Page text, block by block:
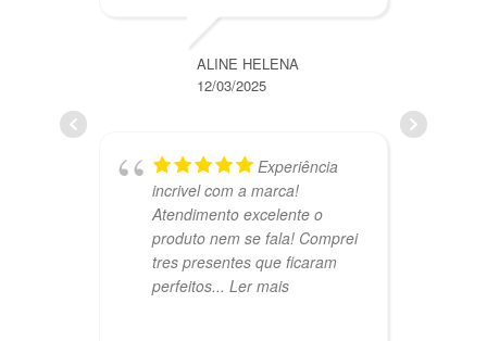
ALINE HELENA
12/03/2025
Experiência
incrivel com a marca!
Atendimento excelente o
produto nem se fala! Comprei
tres presentes que ficaram
perfeitos... Ler mais